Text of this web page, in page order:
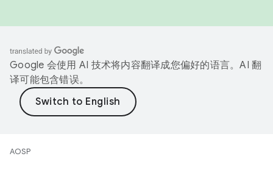
Google 会使用 AI 技术将内容翻译成您偏好的语言。AI 翻
译可能包含错误。
AOSP